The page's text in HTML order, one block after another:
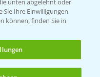
uns
unten abgelehnt oder
Ihre Einwilligungen
können, finden Sie in